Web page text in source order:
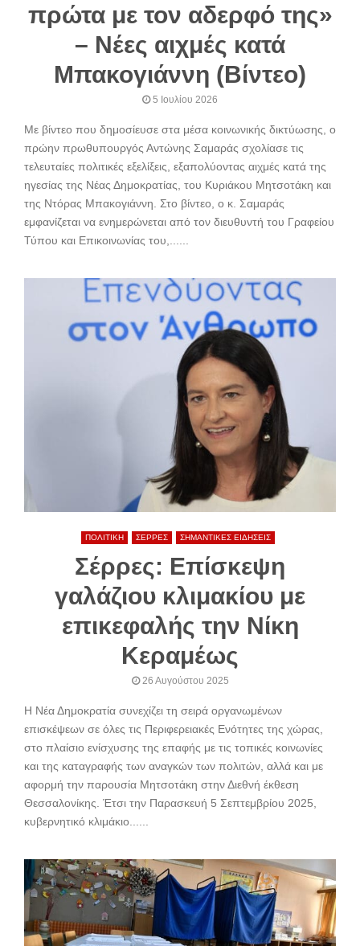
πρώτα με τον αδερφό της»
– Νέες αιχμές κατά
Μπακογιάννη (Βίντεο)
5 Ιουλίου 2026
Με βίντεο που δημοσίευσε στα μέσα κοινωνικής δικτύωσης, ο
πρώην πρωθυπουργός Αντώνης Σαμαράς σχολίασε τις
τελευταίες πολιτικές εξελίξεις, εξαπολύοντας αιχμές κατά της
ηγεσίας της Νέας Δημοκρατίας, του Κυριάκου Μητσοτάκη και
της Ντόρας Μπακογιάννη. Στο βίντεο, ο κ. Σαμαράς
εμφανίζεται να ενημερώνεται από τον διευθυντή του Γραφείου
Τύπου και Επικοινωνίας του,......
ΠΟΛΙΤΙΚΗ ΣΕΡΡΕΣ ΣΗΜΑΝΤΙΚΕΣ ΕΙΔΗΣΕΙΣ
Σέρρες: Επίσκεψη
γαλάζιου κλιμακίου με
επικεφαλής την Νίκη
Κεραμέως
26 Αυγούστου 2025
Η Νέα Δημοκρατία συνεχίζει τη σειρά οργανωμένων
επισκέψεων σε όλες τις Περιφερειακές Ενότητες της χώρας,
στο πλαίσιο ενίσχυσης της επαφής με τις τοπικές κοινωνίες
και της καταγραφής των αναγκών των πολιτών, αλλά και με
αφορμή την παρουσία Μητσοτάκη στην Διεθνή έκθεση
Θεσσαλονίκης. Έτσι την Παρασκευή 5 Σεπτεμβρίου 2025,
κυβερνητικό κλιμάκιο......